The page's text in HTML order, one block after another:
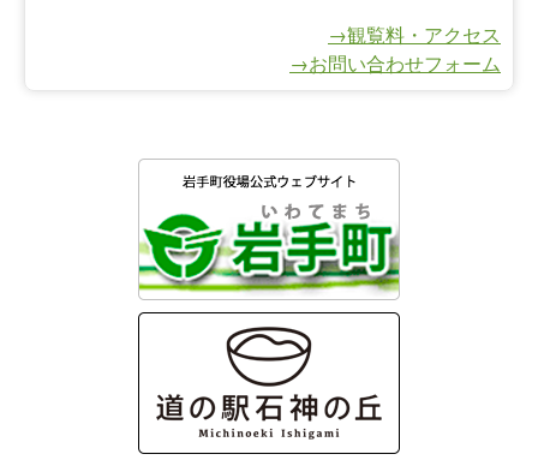
→観覧料・アクセス
→お問い合わせフォーム